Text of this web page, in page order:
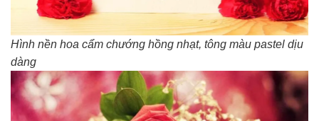
Hình nền hoa cẩm chướng hồng nhạt, tông màu pastel dịu
dàng